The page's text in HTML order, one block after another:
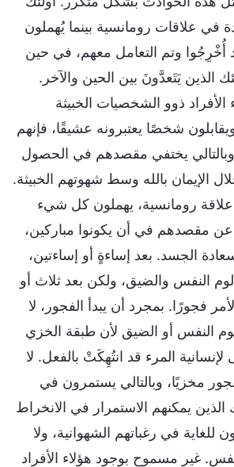
في علاقات رومانسية بينما يُهملون
أُخْرِجُوا وتم التعامل معهم، في حين
الذين يَتَعدَّونَ بين الحين والآخر.
ذوو الشخصيات الخبيثة
شخصًا يعتبرونه عشيقًا، فإنهم
وبالتالي يختفي مقصدهم في الحصول
الإيمان بالله وسط شهوتهم الخبيثة.
رومانسية، يهملون كل شيء
مقصدهم في أن يكونوا مباركين،
الجسد. بعد إساءةٍ أو إساءتين،
النفس والضيق، ولكن بعد ثلاث أو
فجورًا. بمجرد أن يبدأ الفجور، لا
النفس أو الضيق لأن طبقة الخزي
لإنسانية المرء قد انتُهِكَتْ بالفعل. لا
مخزيًا، وبالتالي يستمرون في
الذين يمكنهم الاستمرار في الانخراط
في رغباتهم الشهوانية، ولا
غير مسموحٍ بوجود هؤلاء الأفراد